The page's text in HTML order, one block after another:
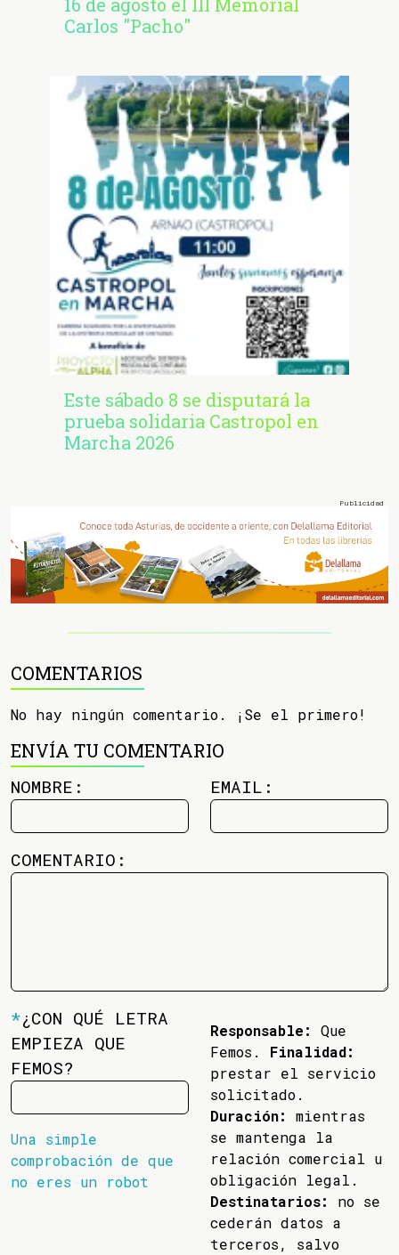
Carlos "Pacho"
Este sábado 8 se disputará la
prueba solidaria Castropol en
Marcha 2026
COMENTARIOS
No hay ningún comentario. ¡Se el primero!
ENVÍA TU COMENTARIO
NOMBRE: EMAIL:
COMENTARIO:
*¿CON QUÉ LETRA
EMPIEZA QUE
FEMOS?
Una simple
comprobación de que
no eres un robot
Responsable:
Que
Femos. Finalidad:
prestar el servicio
solicitado.
Duración:
mientras
se mantenga la
relación comercial u
obligación legal.
Destinatarios:
no se
cederán datos a
terceros, salvo